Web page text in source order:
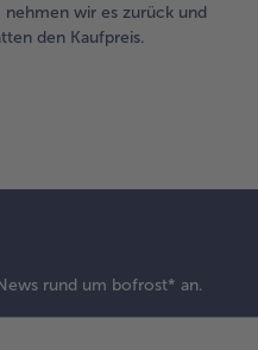
nehmen wir es zurück und
den Kaufpreis.
rund um bofrost* an.